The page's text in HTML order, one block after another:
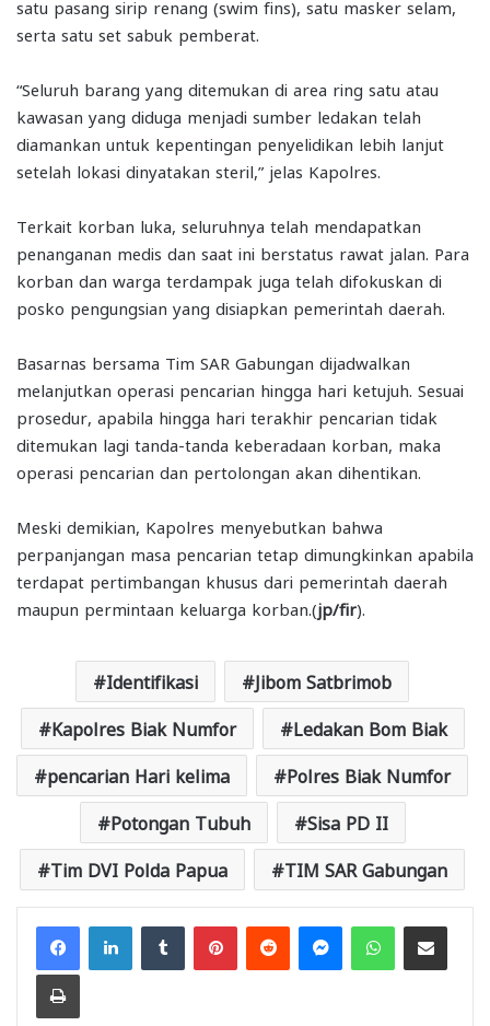
satu pasang sirip renang (swim fins), satu masker selam,
serta satu set sabuk pemberat.
“Seluruh barang yang ditemukan di area ring satu atau
kawasan yang diduga menjadi sumber ledakan telah
diamankan untuk kepentingan penyelidikan lebih lanjut
setelah lokasi dinyatakan steril,” jelas Kapolres.
Terkait korban luka, seluruhnya telah mendapatkan
penanganan medis dan saat ini berstatus rawat jalan. Para
korban dan warga terdampak juga telah difokuskan di
posko pengungsian yang disiapkan pemerintah daerah.
Basarnas bersama Tim SAR Gabungan dijadwalkan
melanjutkan operasi pencarian hingga hari ketujuh. Sesuai
prosedur, apabila hingga hari terakhir pencarian tidak
ditemukan lagi tanda-tanda keberadaan korban, maka
operasi pencarian dan pertolongan akan dihentikan.
Meski demikian, Kapolres menyebutkan bahwa
perpanjangan masa pencarian tetap dimungkinkan apabila
terdapat pertimbangan khusus dari pemerintah daerah
maupun permintaan keluarga korban.(jp/fir).
Identifikasi Jibom Satbrimob
Kapolres Biak Numfor Ledakan Bom Biak
pencarian Hari kelima Polres Biak Numfor
Potongan Tubuh Sisa PD II
Tim DVI Polda Papua TIM SAR Gabungan
FacebookLinkedInTumblr PinterestReddit MessengerWhatsAppShare via Email
Print